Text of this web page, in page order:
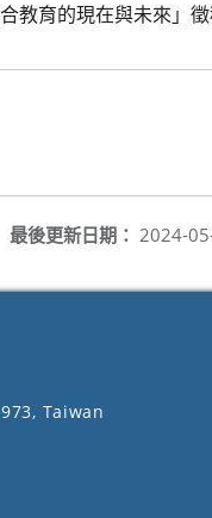
教育的現在與未來」
最後更新日期： 2024-
Taiwan